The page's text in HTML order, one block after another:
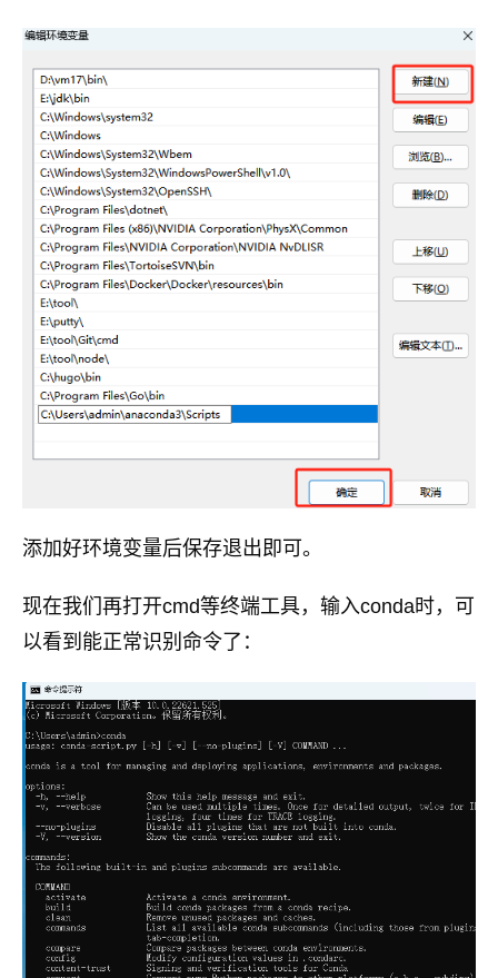
添加好环境变量后保存退出即可。
现在我们再打开cmd等终端工具，输入conda时，可
以看到能正常识别命令了：